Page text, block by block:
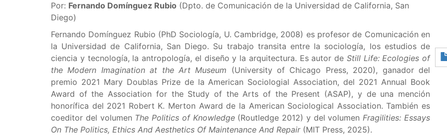
Por: Fernando Domínguez Rubio (Dpto. de Comunicación de la Universidad de California, San
Diego)
Fernando Domínguez Rubio (PhD Sociología, U. Cambridge, 2008) es profesor de Comunicación en
la Universidad de California, San Diego. Su trabajo transita entre la sociología, los estudios de
ciencia y tecnología, la antropología, el diseño y la arquitectura. Es autor de Still Life: Ecologies of
the Modern Imagination at the Art Museum (University of Chicago Press, 2020), ganador del
premio 2021 Mary Doublas Prize de la American Sociologial Association, del 2021 Annual Book
Award of the Association for the Study of the Arts of the Present (ASAP), y de una mención
honorífica del 2021 Robert K. Merton Award de la American Sociological Association. También es
coeditor del volumen The Politics of Knowledge(Routledge 2012) y del volumenFragilities: Essays
On The Politics, Ethics And Aesthetics Of Maintenance And Repair(MIT Press, 2025).